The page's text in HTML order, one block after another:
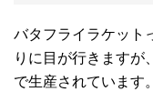
バタフライラケット
りに目が行きますが
で生産されています。